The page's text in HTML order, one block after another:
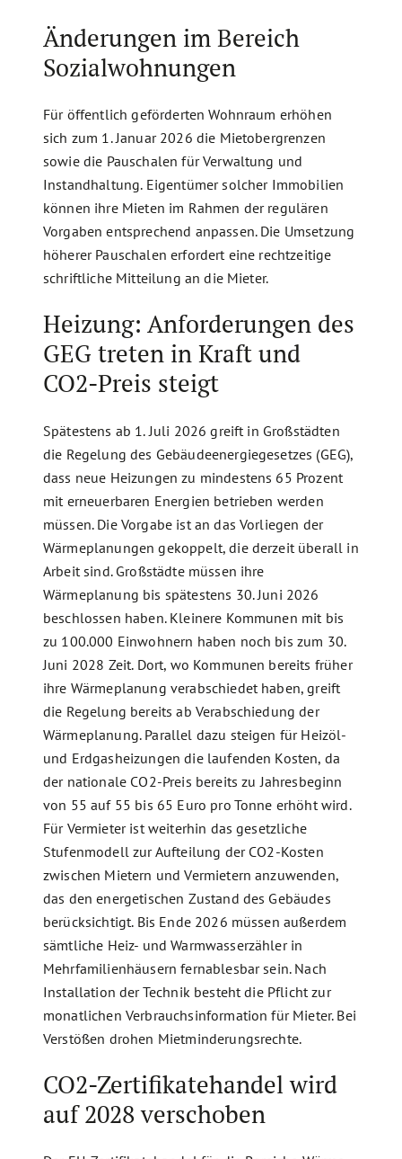
Änderungen im Bereich
Sozialwohnungen
Für öffentlich geförderten Wohnraum erhöhen
sich zum 1. Januar 2026 die Mietobergrenzen
sowie die Pauschalen für Verwaltung und
Instandhaltung. Eigentümer solcher Immobilien
können ihre Mieten im Rahmen der regulären
Vorgaben entsprechend anpassen. Die Umsetzung
höherer Pauschalen erfordert eine rechtzeitige
schriftliche Mitteilung an die Mieter.
Heizung: Anforderungen des
GEG treten in Kraft und
CO2-Preis steigt
Spätestens ab 1. Juli 2026 greift in Großstädten
die Regelung des Gebäudeenergiegesetzes (GEG),
dass neue Heizungen zu mindestens 65 Prozent
mit erneuerbaren Energien betrieben werden
müssen. Die Vorgabe ist an das Vorliegen der
Wärmeplanungen gekoppelt, die derzeit überall in
Arbeit sind. Großstädte müssen ihre
Wärmeplanung bis spätestens 30. Juni 2026
beschlossen haben. Kleinere Kommunen mit bis
zu 100.000 Einwohnern haben noch bis zum 30.
Juni 2028 Zeit. Dort, wo Kommunen bereits früher
ihre Wärmeplanung verabschiedet haben, greift
die Regelung bereits ab Verabschiedung der
Wärmeplanung. Parallel dazu steigen für Heizöl-
und Erdgasheizungen die laufenden Kosten, da
der nationale CO2-Preis bereits zu Jahresbeginn
von 55 auf 55 bis 65 Euro pro Tonne erhöht wird.
Für Vermieter ist weiterhin das gesetzliche
Stufenmodell zur Aufteilung der CO2-Kosten
zwischen Mietern und Vermietern anzuwenden,
das den energetischen Zustand des Gebäudes
berücksichtigt. Bis Ende 2026 müssen außerdem
sämtliche Heiz- und Warmwasserzähler in
Mehrfamilienhäusern fernablesbar sein. Nach
Installation der Technik besteht die Pflicht zur
monatlichen Verbrauchsinformation für Mieter. Bei
Verstößen drohen Mietminderungsrechte.
CO2-Zertifikatehandel wird
auf 2028 verschoben